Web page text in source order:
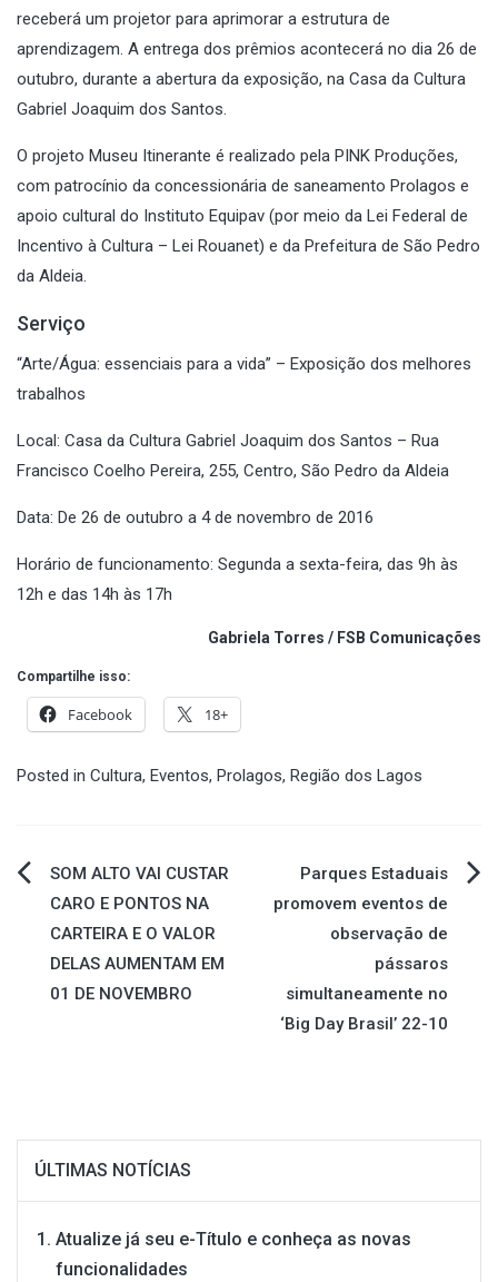
receberá um projetor para aprimorar a estrutura de
aprendizagem. A entrega dos prêmios acontecerá no dia 26 de
outubro, durante a abertura da exposição, na Casa da Cultura
Gabriel Joaquim dos Santos.
O projeto Museu Itinerante é realizado pela PINK Produções,
com patrocínio da concessionária de saneamento Prolagos e
apoio cultural do Instituto Equipav (por meio da Lei Federal de
Incentivo à Cultura – Lei Rouanet) e da Prefeitura de São Pedro
da Aldeia.
Serviço
“Arte/Água: essenciais para a vida” – Exposição dos melhores
trabalhos
Local: Casa da Cultura Gabriel Joaquim dos Santos – Rua
Francisco Coelho Pereira, 255, Centro, São Pedro da Aldeia
Data: De 26 de outubro a 4 de novembro de 2016
Horário de funcionamento: Segunda a sexta-feira, das 9h às
12h e das 14h às 17h
Gabriela Torres / FSB Comunicações
Compartilhe isso:
Facebook 18+
Posted in Cultura, Eventos, Prolagos, Região dos Lagos
Navegação
de
Post
SOM ALTO VAI CUSTAR
CARO E PONTOS NA
CARTEIRA E O VALOR
DELAS AUMENTAM EM
01 DE NOVEMBRO
Parques Estaduais
promovem eventos de
observação de
pássaros
simultaneamente no
‘Big Day Brasil’ 22-10
ÚLTIMAS NOTÍCIAS
Atualize já seu e-Título e conheça as novas
funcionalidades